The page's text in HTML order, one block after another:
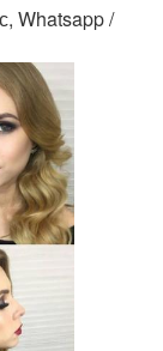
Whatsapp /